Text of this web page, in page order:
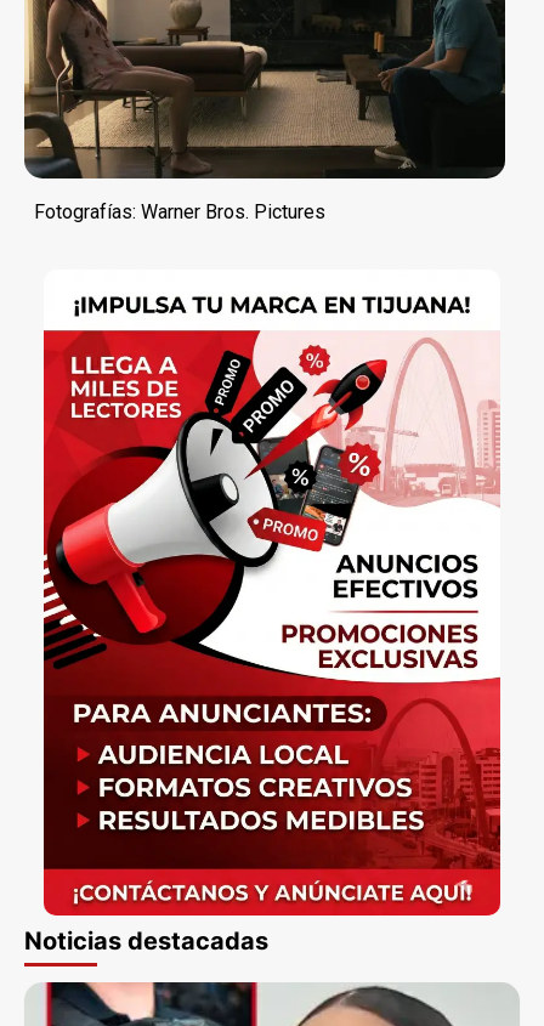
Fotografías: Warner Bros. Pictures
Noticias destacadas